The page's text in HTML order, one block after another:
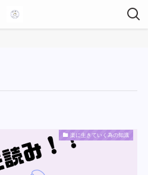
楽に生きていく為の知識